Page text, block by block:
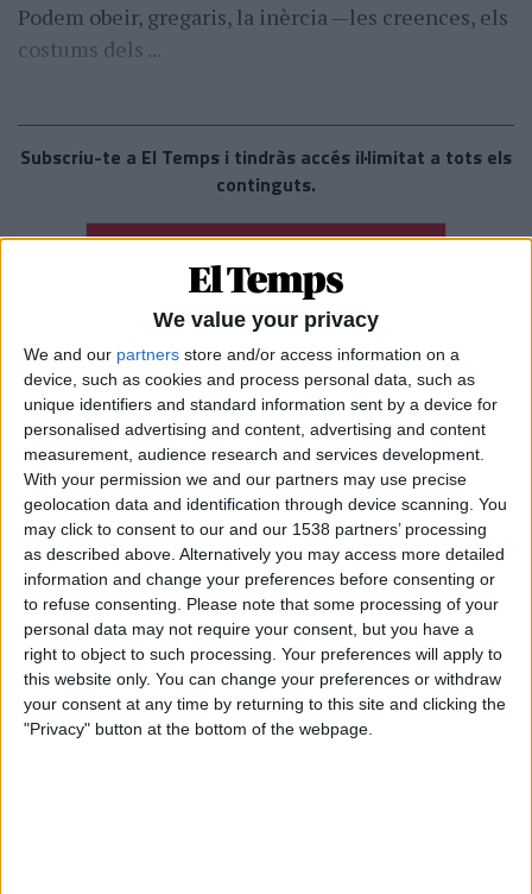
We value your privacy
We and our partners store and/or access information on a
device, such as cookies and process personal data, such as
unique identifiers and standard information sent by a device for
personalised advertising and content, advertising and content
measurement, audience research and services development.
With your permission we and our partners may use precise
geolocation data and identification through device scanning. You
may click to consent to our and our 1538 partners’ processing
as described above. Alternatively you may access more detailed
information and change your preferences before consenting or
to refuse consenting. Please note that some processing of your
personal data may not require your consent, but you have a
right to object to such processing. Your preferences will apply to
this website only. You can change your preferences or withdraw
your consent at any time by returning to this site and clicking the
"Privacy" button at the bottom of the webpage.
Podem obeir, gregaris, la inèrcia —les creences, els
costums dels ...
Subscriu-te a El Temps i tindràs accés il·limitat a tots els
continguts.
Subscriu-t’hi
Ja ets subscriptor?Accedeix-hi
MANUEL BAIXAULI
ImprimirEnvia
a
PDF